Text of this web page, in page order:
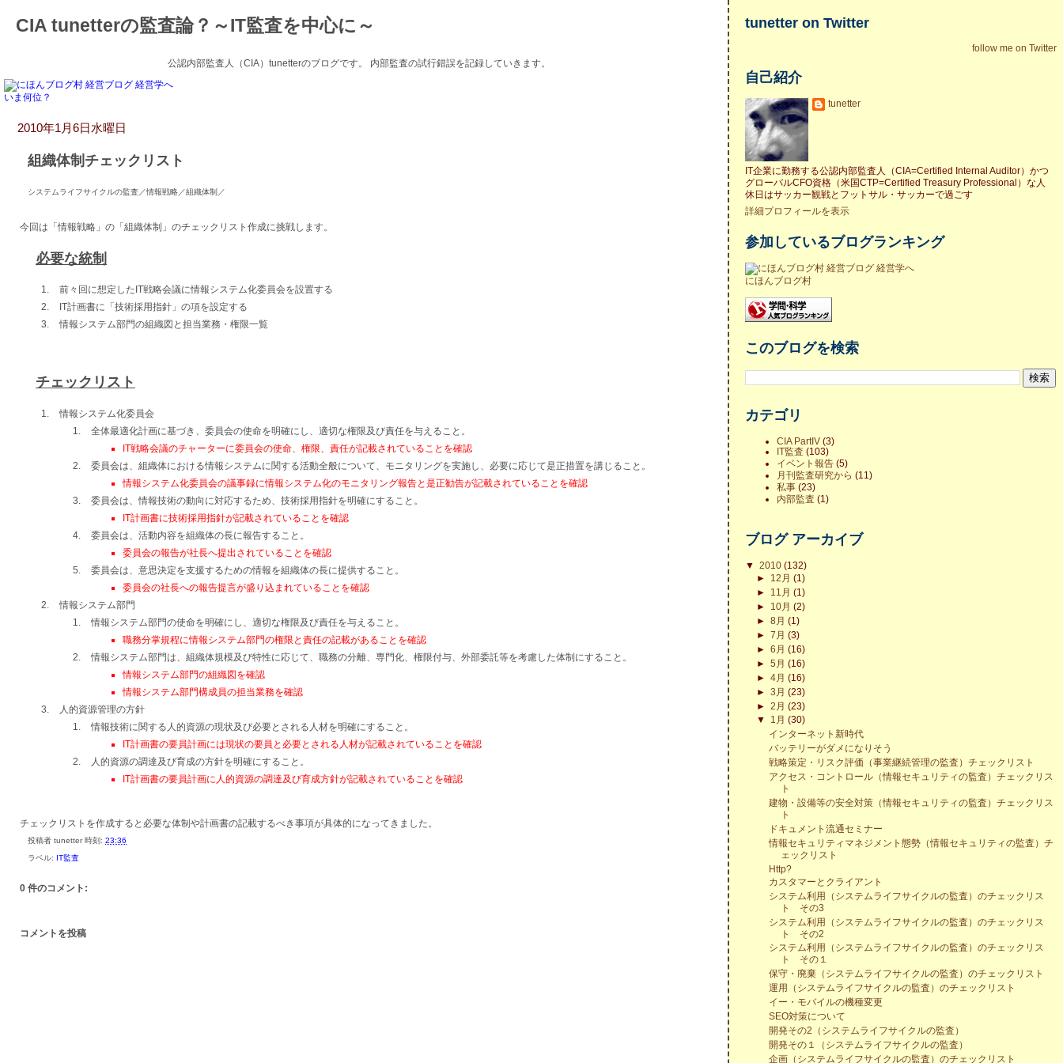
CIA tunetterの監査論？～IT監査を中心に～
公認内部監査人（CIA）tunetterのブログです。 内部監査の試行錯誤を記録していきます。
いま何位？
2010年1月6日水曜日
組織体制チェックリスト
システムライフサイクルの監査／情報戦略／組織体制／
今回は「情報戦略」の「組織体制」のチェックリスト作成に挑戦します。
必要な統制
前々回に想定したIT戦略会議に情報システム化委員会を設置する
IT計画書に「技術採用指針」の項を設定する
情報システム部門の組織図と担当業務・権限一覧
チェックリスト
情報システム化委員会
全体最適化計画に基づき、委員会の使命を明確にし、適切な権限及び責任を与えること。
IT戦略会議のチャーターに委員会の使命、権限、責任が記載されていることを確認
委員会は、組織体における情報システムに関する活動全般について、モニタリングを実施し、必要に応じて是正措置を講じること。
情報システム化委員会の議事録に情報システム化のモニタリング報告と是正勧告が記載されていることを確認
委員会は、情報技術の動向に対応するため、技術採用指針を明確にすること。
IT計画書に技術採用指針が記載されていることを確認
委員会は、活動内容を組織体の長に報告すること。
委員会の報告が社長へ提出されていることを確認
委員会は、意思決定を支援するための情報を組織体の長に提供すること。
委員会の社長への報告提言が盛り込まれていることを確認
情報システム部門
情報システム部門の使命を明確にし、適切な権限及び責任を与えること。
職務分掌規程に情報システム部門の権限と責任の記載があることを確認
情報システム部門は、組織体規模及び特性に応じて、職務の分離、専門化、権限付与、外部委託等を考慮した体制にすること。
情報システム部門の組織図を確認
情報システム部門構成員の担当業務を確認
人的資源管理の方針
情報技術に関する人的資源の現状及び必要とされる人材を明確にすること。
IT計画書の要員計画には現状の要員と必要とされる人材が記載されていることを確認
人的資源の調達及び育成の方針を明確にすること。
IT計画書の要員計画に人的資源の調達及び育成方針が記載されていることを確認
チェックリストを作成すると必要な体制や計画書の記載するべき事項が具体的になってきました。
投稿者 tunetter 時刻: 23:36
ラベル: IT監査
0 件のコメント:
コメントを投稿
tunetter on Twitter
follow me on Twitter
自己紹介
tunetter
IT企業に勤務する公認内部監査人（CIA=Certified Internal Auditor）かつ
グローバルCFO資格（米国CTP=Certified Treasury Professional）な人
休日はサッカー観戦とフットサル・サッカーで過ごす
詳細プロフィールを表示
参加しているブログランキング
にほんブログ村
このブログを検索
カテゴリ
CIA PartIV (3)
IT監査 (103)
イベント報告 (5)
月刊監査研究から (11)
私事 (23)
内部監査 (1)
ブログ アーカイブ
▼2010(132)
► 12月(1)
► 11月(1)
► 10月(2)
►8月(1)
►7月(3)
►6月(16)
►5月(16)
►4月(16)
►3月(23)
►2月(23)
▼ 1月(30)
インターネット新時代
バッテリーがダメになりそう
戦略策定・リスク評価（事業継続管理の監査）チェックリスト
アクセス・コントロール（情報セキュリティの監査）チェックリス
ト
建物・設備等の安全対策（情報セキュリティの監査）チェックリス
ト
ドキュメント流通セミナー
情報セキュリティマネジメント態勢（情報セキュリティの監査）チ
ェックリスト
Http?
カスタマーとクライアント
システム利用（システムライフサイクルの監査）のチェックリス
ト その3
システム利用（システムライフサイクルの監査）のチェックリス
ト その2
システム利用（システムライフサイクルの監査）のチェックリス
ト その１
保守・廃棄（システムライフサイクルの監査）のチェックリスト
運用（システムライフサイクルの監査）のチェックリスト
イー・モバイルの機種変更
SEO対策について
開発その2（システムライフサイクルの監査）
開発その１（システムライフサイクルの監査）
企画（システムライフサイクルの監査）のチェックリスト